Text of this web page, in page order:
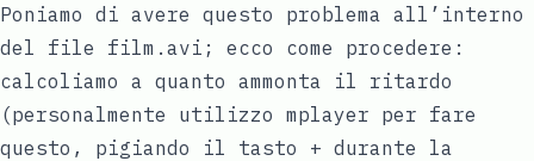
Poniamo di avere questo problema all’interno
del file film.avi; ecco come procedere:
calcoliamo a quanto ammonta il ritardo
(personalmente utilizzo mplayer per fare
questo, pigiando il tasto + durante la